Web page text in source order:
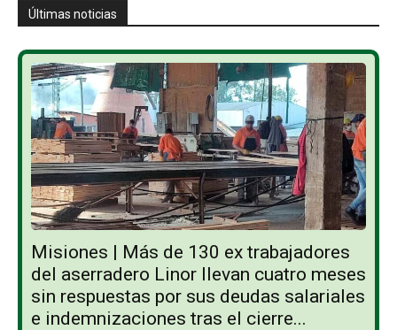
Últimas noticias
Misiones | Más de 130 ex trabajadores
del aserradero Linor llevan cuatro meses
sin respuestas por sus deudas salariales
e indemnizaciones tras el cierre...